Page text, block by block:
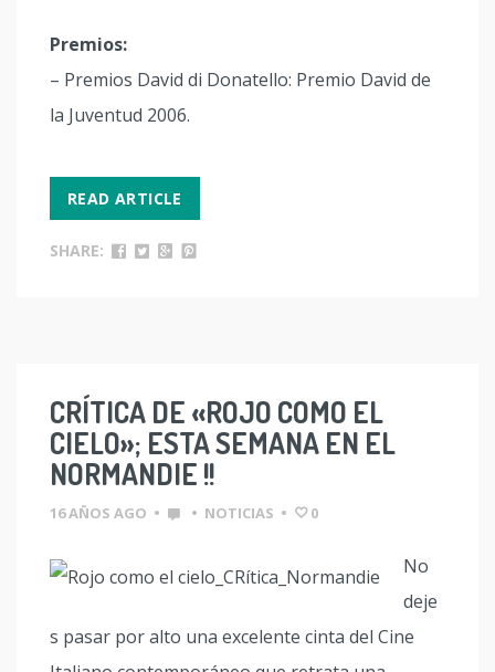
Premios:
– Premios David di Donatello: Premio David de
la Juventud 2006.
READ ARTICLE
SHARE:
CRÍTICA DE «ROJO COMO EL
CIELO»; ESTA SEMANA EN EL
NORMANDIE !!
16 AÑOS AGO • • NOTICIAS • 0
No
deje
s pasar por alto una excelente cinta del Cine